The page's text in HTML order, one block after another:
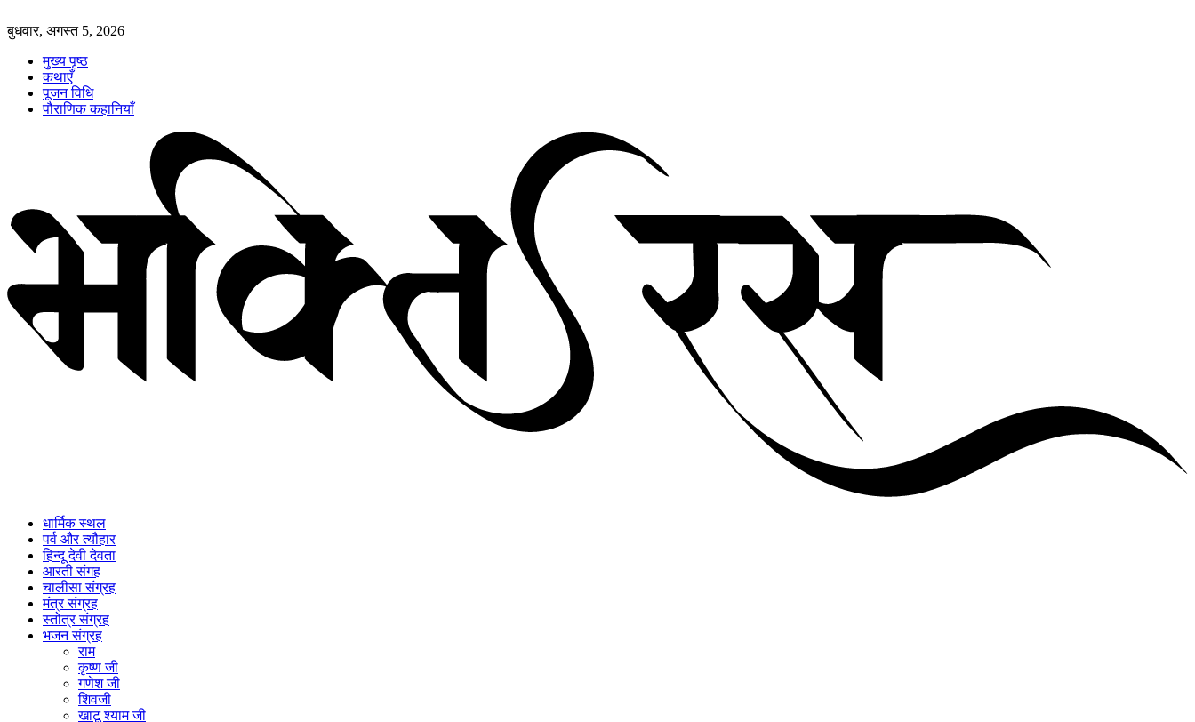
बुधवार, अगस्त 5, 2026
मुख्य पृष्ठ
कथाएँ
पूजन विधि
पौराणिक कहानियाँ
धार्मिक स्थल
पर्व और त्यौहार
हिन्दू देवी देवता
आरती संगह
चालीसा संग्रह
मंत्र संग्रह
स्तोत्र संग्रह
भजन संग्रह
राम
कृष्ण जी
गणेश जी
शिवजी
खाटू श्याम जी